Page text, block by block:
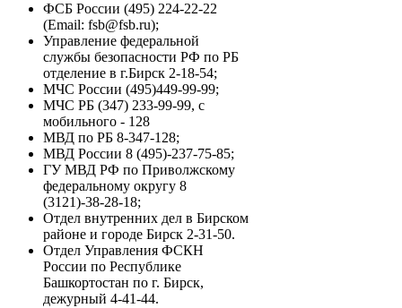
ФСБ России (495) 224-22-22
(Email: fsb@fsb.ru);
Управление федеральной
службы безопасности РФ по РБ
отделение в г.Бирск 2-18-54;
МЧС России (495)449-99-99;
МЧС РБ (347) 233-99-99, с
мобильного - 128
МВД по РБ 8-347-128;
МВД России 8 (495)-237-75-85;
ГУ МВД РФ по Приволжскому
федеральному округу 8
(3121)-38-28-18;
Отдел внутренних дел в Бирском
районе и городе Бирск 2-31-50.
Отдел Управления ФСКН
России по Республике
Башкортостан по г. Бирск,
дежурный 4-41-44.